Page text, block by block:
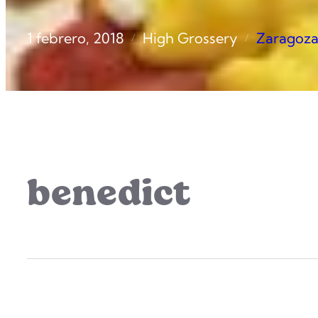
1 febrero, 2018 / High Grossery / Zaragoza
benedict